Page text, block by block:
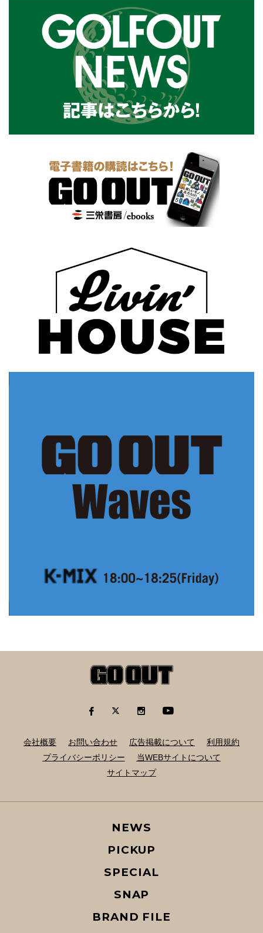
会社概要 お問い合わせ 広告掲載について
利用規約
プライバシーポリシー
当WEBサイトについて
サイトマップ
NEWS
PICKUP
SPECIAL
SNAP
BRAND FILE